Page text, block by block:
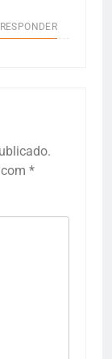
RESPONDER
*